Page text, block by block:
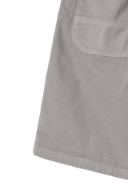
HOMEWARE
MARQUES
THE EDIT